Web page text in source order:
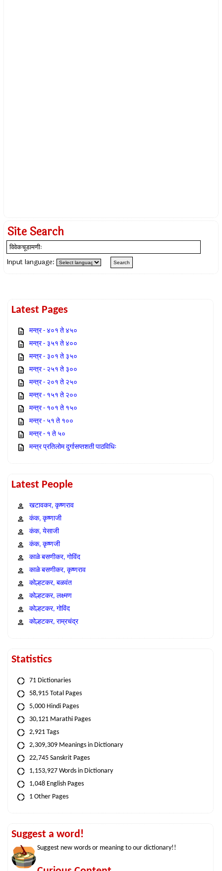
Site Search
Input language:
Latest Pages
मन्त्र - ४०१ ते ४५०
मन्त्र - ३५१ ते ४००
मन्त्र - ३०१ ते ३५०
मन्त्र - २५१ ते ३००
मन्त्र - २०१ ते २५०
मन्त्र - १५१ ते २००
मन्त्र - १०१ ते १५०
मन्त्र - ५१ ते १००
मन्त्र - १ ते ५०
मन्त्र प्रतिलोम दुर्गासप्तशती पाठविधिः
Latest People
खटावकर, कृष्णराव
कंक, कृष्णाजी
कंक, येसाजी
कंक, कृष्णजी
काळे बसणीकर, गोविंद
काळे बसणीकर, कृष्णराव
कोल्हटकर, बळवंत
कोल्हटकर, लक्ष्मण
कोल्हटकर, गोविंद
कोल्हटकर, राम्रचंद्र
Statistics
71 Dictionaries
58,915 Total Pages
5,000 Hindi Pages
30,121 Marathi Pages
2,921 Tags
2,309,309 Meanings in Dictionary
22,745 Sanskrit Pages
1,153,927 Words in Dictionary
1,048 English Pages
1 Other Pages
Suggest a word!
Suggest new words or meaning to our dictionary!!